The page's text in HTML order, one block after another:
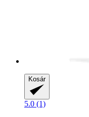
Kosár
5.0 (1)